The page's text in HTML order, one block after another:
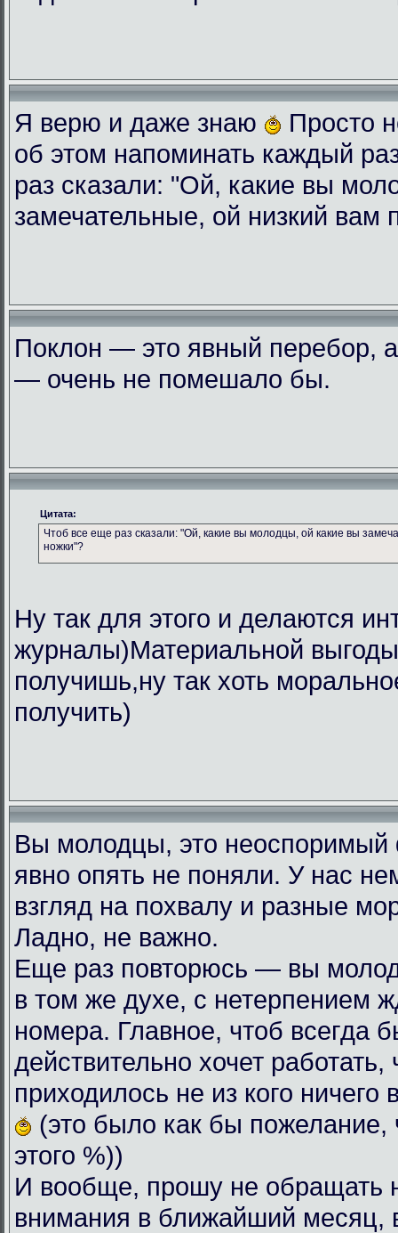
Я верю и даже знаю
Просто
об этом напоминать каждый
раз сказали: "Ой, какие вы
замечательные, ой низкий вам
Поклон — это явный перебор,
— очень не помешало бы.
Цитата:
Чтоб все еще раз сказали: "Ой, какие вы молодцы, ой какие вы
ножки"?
Ну так для этого и делаются
журналы)Материальной
получишь,ну так хоть
получить)
Вы молодцы, это
явно опять не поняли. У нас
взгляд на похвалу и разные
Ладно, не важно.
Еще раз повторюсь — вы
в том же духе, с нетерпением
номера. Главное, чтоб всегда
действительно хочет работать,
приходилось не из кого ничего
(это было как бы пожелание,
этого %))
И вообще, прошу не обращать
внимания в ближайший месяц,